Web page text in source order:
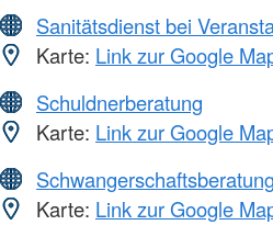
Sanitätsdienst bei
Karte: Link zur Google
Schuldnerberatung
Karte: Link zur Google
Schwangerschaftsberatung
Karte: Link zur Google